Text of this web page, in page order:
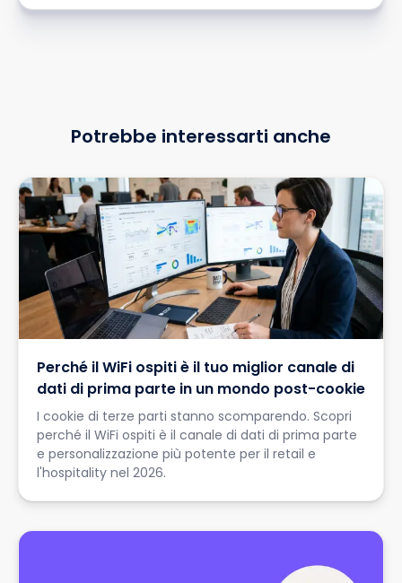
Potrebbe interessarti anche
Perché il WiFi ospiti è il tuo miglior canale di
dati di prima parte in un mondo post-cookie
I cookie di terze parti stanno scomparendo. Scopri
perché il WiFi ospiti è il canale di dati di prima parte
e personalizzazione più potente per il retail e
l'hospitality nel 2026.